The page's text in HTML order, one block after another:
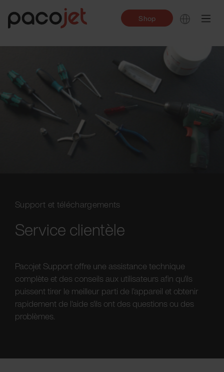
Shop
Support et téléchargements
Service clientèle
Pacojet Support offre une assistance technique
complète et des conseils aux utilisateurs afin qu'ils
puissent tirer le meilleur parti de l'appareil et obtenir
rapidement de l'aide s'ils ont des questions ou des
problèmes.